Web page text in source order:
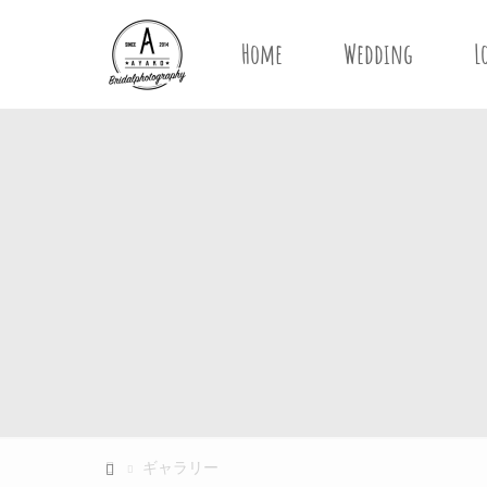
Home Wedding
ギャラリー